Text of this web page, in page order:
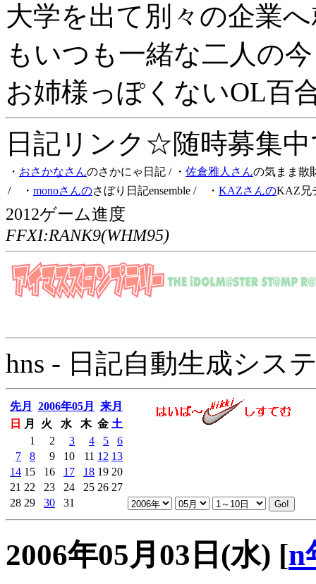
大学を出て別々の企業
もいつも一緒な二人の
お姉様っぽくないOL百
日記リンク☆随時募集
・ おさかなさんのさかにゃ日記 / ・ 佐倉雅人さんの気まま散
/ ・ monoさんのさぼり日記ensemble / ・ KAZさんのKAZ兄
2012ゲーム進度
FFXI:RANK9(WHM95)
hns - 日記自動生成シス
先月 2006年05月
来月
日
月 火 水 木 金 土
1
2 3 4 5
6
7
8 9 10 11 12 13
14 15 16 17 18 19 20
21 22 23 24 25 26 27
28 29 30 31
2006年05月03日(水) [n